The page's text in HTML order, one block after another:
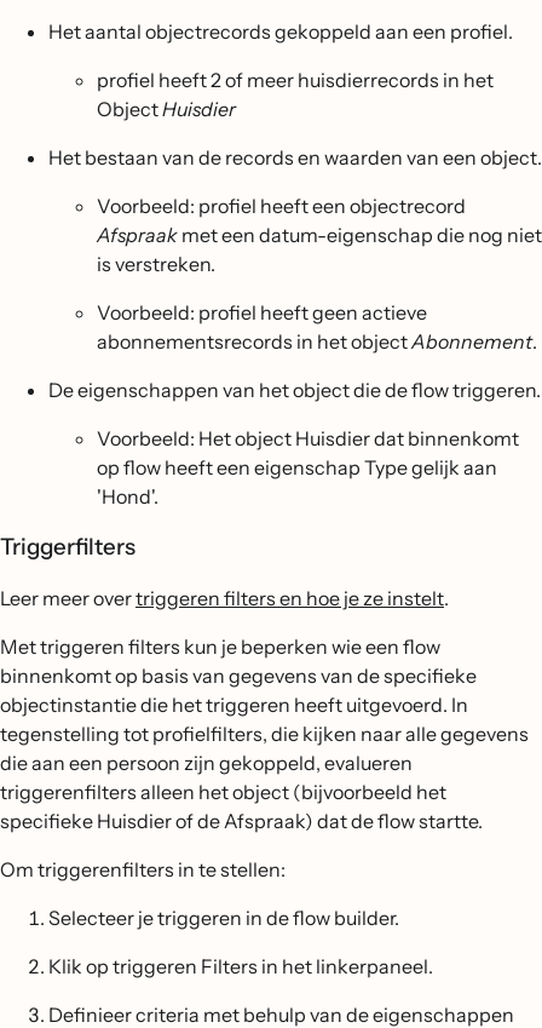
Het aantal objectrecords gekoppeld aan een profiel.
profiel heeft 2 of meer huisdierrecords in het
ObjectHuisdier
Het bestaan van de records en waarden van een object.
Voorbeeld: profiel heeft een objectrecord
Afspraak met een datum-eigenschap die nog niet
is verstreken.
Voorbeeld: profiel heeft geen actieve
abonnementsrecords in het objectAbonnement.
De eigenschappen van het object die de flow triggeren.
Voorbeeld: Het object Huisdier dat binnenkomt
op flow heeft een eigenschap Type gelijk aan
'Hond'.
Triggerfilters
Leer meer overtriggeren filters en hoe je ze instelt.
Met triggeren filters kun je beperken wie een flow
binnenkomt op basis van gegevens van de specifieke
objectinstantie die het triggeren heeft uitgevoerd. In
tegenstelling tot profielfilters, die kijken naar alle gegevens
die aan een persoon zijn gekoppeld, evalueren
triggerenfilters alleen het object (bijvoorbeeld het
specifieke Huisdier of de Afspraak) dat de flow startte.
Om triggerenfilters in te stellen:
Selecteer je triggeren in de flow builder.
Klik op triggeren Filters in het linkerpaneel.
Definieer criteria met behulp van de eigenschappen